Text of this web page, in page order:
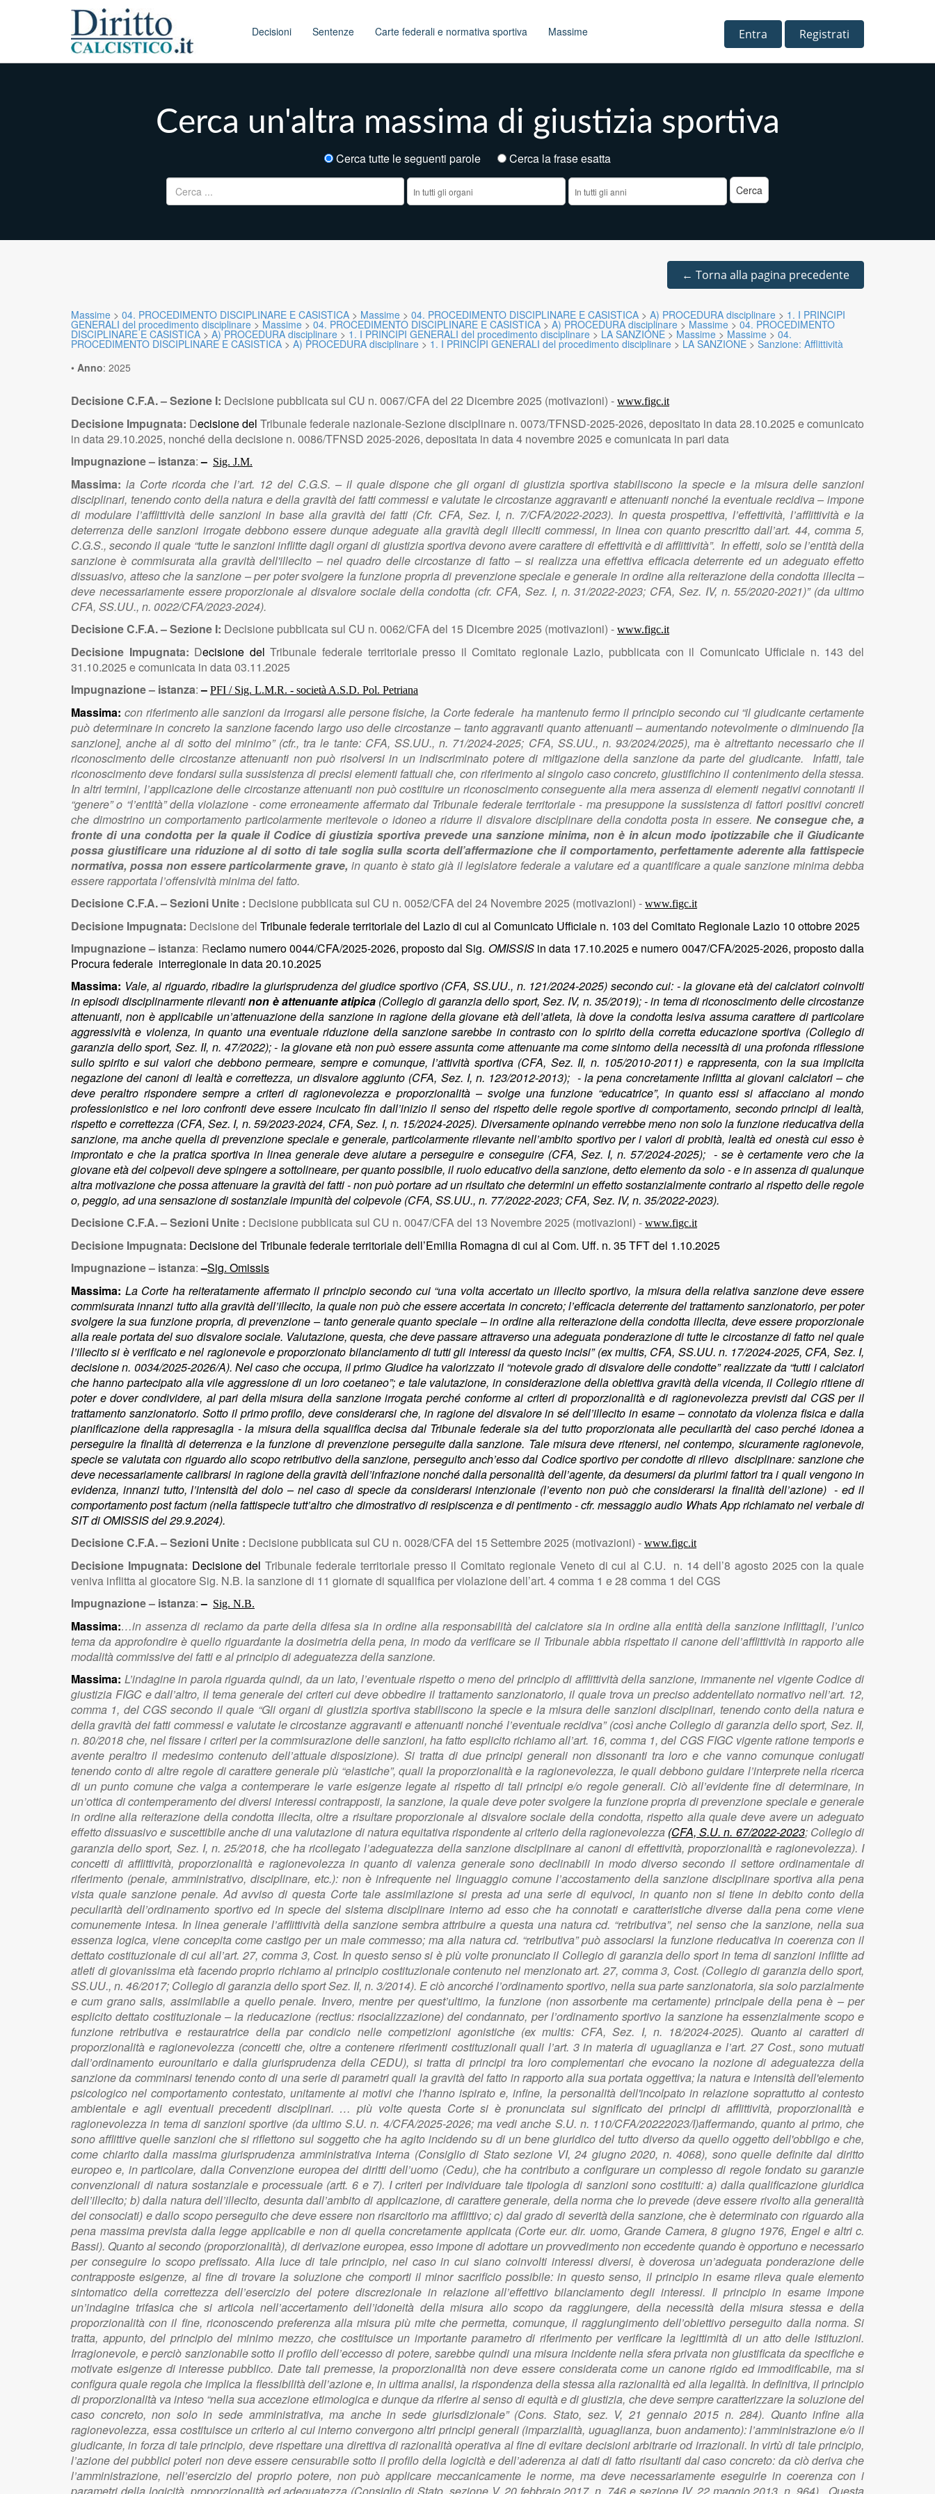
Main menu Decisioni Sentenze Carte federali e normativa sportiva Massime Entra Registrati
Cerca un'altra massima di giustizia sportiva
Cerca tutte le seguenti parole
Cerca la frase esatta
Ricerca per:
← Torna alla pagina precedente
Massime > 04. PROCEDIMENTO DISCIPLINARE E CASISTICA > Massime > 04. PROCEDIMENTO DISCIPLINARE E CASISTICA > A) PROCEDURA disciplinare > 1. I PRINCIPI
GENERALI del procedimento disciplinare > Massime > 04. PROCEDIMENTO DISCIPLINARE E CASISTICA > A) PROCEDURA disciplinare > Massime > 04. PROCEDIMENTO
DISCIPLINARE E CASISTICA > A) PROCEDURA disciplinare > 1. I PRINCIPI GENERALI del procedimento disciplinare > LA SANZIONE > Massime > Massime > 04.
PROCEDIMENTO DISCIPLINARE E CASISTICA > A) PROCEDURA disciplinare > 1. I PRINCIPI GENERALI del procedimento disciplinare > LA SANZIONE > Sanzione: Afflittività
• Anno: 2025
Decisione C.F.A. – Sezione I: Decisione pubblicata sul CU n. 0067/CFA del 22 Dicembre 2025 (motivazioni) - www.figc.it
Decisione Impugnata: Decisione del Tribunale federale nazionale-Sezione disciplinare n. 0073/TFNSD-2025-2026, depositato in data 28.10.2025 e comunicato
in data 29.10.2025, nonché della decisione n. 0086/TFNSD 2025-2026, depositata in data 4 novembre 2025 e comunicata in pari data
Impugnazione – istanza:– Sig. J.M.
Massima: la Corte ricorda che l’art. 12 del C.G.S. – il quale dispone che gli organi di giustizia sportiva stabiliscono la specie e la misura delle sanzioni
disciplinari, tenendo conto della natura e della gravità dei fatti commessi e valutate le circostanze aggravanti e attenuanti nonché la eventuale recidiva – impone
di modulare l’afflittività delle sanzioni in base alla gravità dei fatti (Cfr. CFA, Sez. I, n. 7/CFA/2022-2023). In questa prospettiva, l’effettività, l’afflittività e la
deterrenza delle sanzioni irrogate debbono essere dunque adeguate alla gravità degli illeciti commessi, in linea con quanto prescritto dall’art. 44, comma 5,
C.G.S., secondo il quale “tutte le sanzioni inflitte dagli organi di giustizia sportiva devono avere carattere di effettività e di afflittività”. In effetti, solo se l’entità della
sanzione è commisurata alla gravità dell'illecito – nel quadro delle circostanze di fatto – si realizza una effettiva efficacia deterrente ed un adeguato effetto
dissuasivo, atteso che la sanzione – per poter svolgere la funzione propria di prevenzione speciale e generale in ordine alla reiterazione della condotta illecita –
deve necessariamente essere proporzionale al disvalore sociale della condotta (cfr. CFA, Sez. I, n. 31/2022-2023; CFA, Sez. IV, n. 55/2020-2021)” (da ultimo
CFA, SS.UU., n. 0022/CFA/2023-2024).
Decisione C.F.A. – Sezione I: Decisione pubblicata sul CU n. 0062/CFA del 15 Dicembre 2025 (motivazioni) - www.figc.it
Decisione Impugnata: Decisione delTribunale federale territoriale presso il Comitato regionale Lazio, pubblicata con il Comunicato Ufficiale n. 143 del
31.10.2025 e comunicata in data 03.11.2025
Impugnazione – istanza:– PFI / Sig. L.M.R. - società A.S.D. Pol. Petriana
Massima: con riferimento alle sanzioni da irrogarsi alle persone fisiche, la Corte federale ha mantenuto fermo il principio secondo cui “il giudicante certamente
può determinare in concreto la sanzione facendo largo uso delle circostanze – tanto aggravanti quanto attenuanti – aumentando notevolmente o diminuendo [la
sanzione], anche al di sotto del minimo” (cfr., tra le tante: CFA, SS.UU., n. 71/2024-2025; CFA, SS.UU., n. 93/2024/2025), ma è altrettanto necessario che il
riconoscimento delle circostanze attenuanti non può risolversi in un indiscriminato potere di mitigazione della sanzione da parte del giudicante. Infatti, tale
riconoscimento deve fondarsi sulla sussistenza di precisi elementi fattuali che, con riferimento al singolo caso concreto, giustifichino il contenimento della stessa.
In altri termini, l’applicazione delle circostanze attenuanti non può costituire un riconoscimento conseguente alla mera assenza di elementi negativi connotanti il
“genere” o “l’entità” della violazione - come erroneamente affermato dal Tribunale federale territoriale - ma presuppone la sussistenza di fattori positivi concreti
che dimostrino un comportamento particolarmente meritevole o idoneo a ridurre il disvalore disciplinare della condotta posta in essere. Ne consegue che, a
fronte di una condotta per la quale il Codice di giustizia sportiva prevede una sanzione minima, non è in alcun modo ipotizzabile che il Giudicante
possa giustificare una riduzione al di sotto di tale soglia sulla scorta dell’affermazione che il comportamento, perfettamente aderente alla fattispecie
normativa, possa non essere particolarmente grave, in quanto è stato già il legislatore federale a valutare ed a quantificare a quale sanzione minima debba
essere rapportata l’offensività minima del fatto.
Decisione C.F.A. – Sezioni Unite : Decisione pubblicata sul CU n. 0052/CFA del 24 Novembre 2025 (motivazioni) - www.figc.it
Decisione Impugnata: Decisione del Tribunale federale territoriale del Lazio di cui al Comunicato Ufficiale n. 103 del Comitato Regionale Lazio 10 ottobre 2025
Impugnazione – istanza: Reclamo numero 0044/CFA/2025-2026, proposto dal Sig. OMISSISin data 17.10.2025 e numero 0047/CFA/2025-2026, proposto dalla
Procura federale interregionale in data 20.10.2025
Massima: Vale, al riguardo, ribadire la giurisprudenza del giudice sportivo (CFA, SS.UU., n. 121/2024-2025) secondo cui: - la giovane età dei calciatori coinvolti
in episodi disciplinarmente rilevantinon è attenuante atipica (Collegio di garanzia dello sport, Sez. IV, n. 35/2019); - in tema di riconoscimento delle circostanze
attenuanti, non è applicabile un’attenuazione della sanzione in ragione della giovane età dell’atleta, là dove la condotta lesiva assuma carattere di particolare
aggressività e violenza, in quanto una eventuale riduzione della sanzione sarebbe in contrasto con lo spirito della corretta educazione sportiva (Collegio di
garanzia dello sport, Sez. II, n. 47/2022); - la giovane età non può essere assunta come attenuante ma come sintomo della necessità di una profonda riflessione
sullo spirito e sui valori che debbono permeare, sempre e comunque, l’attività sportiva (CFA, Sez. II, n. 105/2010-2011) e rappresenta, con la sua implicita
negazione dei canoni di lealtà e correttezza, un disvalore aggiunto (CFA, Sez. I, n. 123/2012-2013); - la pena concretamente inflitta ai giovani calciatori – che
deve peraltro rispondere sempre a criteri di ragionevolezza e proporzionalità – svolge una funzione “educatrice”, in quanto essi si affacciano al mondo
professionistico e nei loro confronti deve essere inculcato fin dall’inizio il senso del rispetto delle regole sportive di comportamento, secondo principi di lealtà,
rispetto e correttezza (CFA, Sez. I, n. 59/2023-2024, CFA, Sez. I, n. 15/2024-2025). Diversamente opinando verrebbe meno non solo la funzione rieducativa della
sanzione, ma anche quella di prevenzione speciale e generale, particolarmente rilevante nell’ambito sportivo per i valori di probità, lealtà ed onestà cui esso è
improntato e che la pratica sportiva in linea generale deve aiutare a perseguire e conseguire (CFA, Sez. I, n. 57/2024-2025); - se è certamente vero che la
giovane età dei colpevoli deve spingere a sottolineare, per quanto possibile, il ruolo educativo della sanzione, detto elemento da solo - e in assenza di qualunque
altra motivazione che possa attenuare la gravità dei fatti - non può portare ad un risultato che determini un effetto sostanzialmente contrario al rispetto delle regole
o, peggio, ad una sensazione di sostanziale impunità del colpevole (CFA, SS.UU., n. 77/2022-2023; CFA, Sez. IV, n. 35/2022-2023).
Decisione C.F.A. – Sezioni Unite : Decisione pubblicata sul CU n. 0047/CFA del 13 Novembre 2025 (motivazioni) - www.figc.it
Decisione Impugnata: Decisionedel Tribunale federale territoriale dell’Emilia Romagna di cui al Com. Uff. n. 35 TFT del 1.10.2025
Impugnazione – istanza:–Sig. Omissis
Massima: La Corte ha reiteratamente affermato il principio secondo cui “una volta accertato un illecito sportivo, la misura della relativa sanzione deve essere
commisurata innanzi tutto alla gravità dell’illecito, la quale non può che essere accertata in concreto; l’efficacia deterrente del trattamento sanzionatorio, per poter
svolgere la sua funzione propria, di prevenzione – tanto generale quanto speciale – in ordine alla reiterazione della condotta illecita, deve essere proporzionale
alla reale portata del suo disvalore sociale. Valutazione, questa, che deve passare attraverso una adeguata ponderazione di tutte le circostanze di fatto nel quale
l’illecito si è verificato e nel ragionevole e proporzionato bilanciamento di tutti gli interessi da questo incisi” (ex multis, CFA, SS.UU. n. 17/2024-2025, CFA, Sez. I,
decisione n. 0034/2025-2026/A). Nel caso che occupa, il primo Giudice ha valorizzato il “notevole grado di disvalore delle condotte” realizzate da “tutti i calciatori
che hanno partecipato alla vile aggressione di un loro coetaneo”; e tale valutazione, in considerazione della obiettiva gravità della vicenda, il Collegio ritiene di
poter e dover condividere, al pari della misura della sanzione irrogata perché conforme ai criteri di proporzionalità e di ragionevolezza previsti dal CGS per il
trattamento sanzionatorio. Sotto il primo profilo, deve considerarsi che, in ragione del disvalore in sé dell’illecito in esame – connotato da violenza fisica e dalla
pianificazione della rappresaglia - la misura della squalifica decisa dal Tribunale federale sia del tutto proporzionata alle peculiarità del caso perché idonea a
perseguire la finalità di deterrenza e la funzione di prevenzione perseguite dalla sanzione. Tale misura deve ritenersi, nel contempo, sicuramente ragionevole,
specie se valutata con riguardo allo scopo retributivo della sanzione, perseguito anch’esso dal Codice sportivo per condotte di rilievo disciplinare: sanzione che
deve necessariamente calibrarsi in ragione della gravità dell’infrazione nonché dalla personalità dell’agente, da desumersi da plurimi fattori tra i quali vengono in
evidenza, innanzi tutto, l’intensità del dolo – nel caso di specie da considerarsi intenzionale (l’evento non può che considerarsi la finalità dell’azione) - ed il
comportamento post factum (nella fattispecie tutt’altro che dimostrativo di resipiscenza e di pentimento - cfr. messaggio audio Whats App richiamato nel verbale di
SIT di OMISSIS del 29.9.2024).
Decisione C.F.A. – Sezioni Unite : Decisione pubblicata sul CU n. 0028/CFA del 15 Settembre 2025 (motivazioni) - www.figc.it
Decisione Impugnata: Decisione delTribunale federale territoriale presso il Comitato regionale Veneto di cui al C.U. n. 14 dell’8 agosto 2025 con la quale
veniva inflitta al giocatore Sig. N.B. la sanzione di 11 giornate di squalifica per violazione dell’art. 4 comma 1 e 28 comma 1 del CGS
Impugnazione – istanza:– Sig. N.B.
Massima:…in assenza di reclamo da parte della difesa sia in ordine alla responsabilità del calciatore sia in ordine alla entità della sanzione inflittagli, l’unico
tema da approfondire è quello riguardante la dosimetria della pena, in modo da verificare se il Tribunale abbia rispettato il canone dell’afflittività in rapporto alle
modalità commissive dei fatti e al principio di adeguatezza della sanzione.
Massima: L’indagine in parola riguarda quindi, da un lato, l’eventuale rispetto o meno del principio di afflittività della sanzione, immanente nel vigente Codice di
giustizia FIGC e dall’altro, il tema generale dei criteri cui deve obbedire il trattamento sanzionatorio, il quale trova un preciso addentellato normativo nell’art. 12,
comma 1, del CGS secondo il quale “Gli organi di giustizia sportiva stabiliscono la specie e la misura delle sanzioni disciplinari, tenendo conto della natura e
della gravità dei fatti commessi e valutate le circostanze aggravanti e attenuanti nonché l’eventuale recidiva” (così anche Collegio di garanzia dello sport, Sez. II,
n. 80/2018 che, nel fissare i criteri per la commisurazione delle sanzioni, ha fatto esplicito richiamo all’art. 16, comma 1, del CGS FIGC vigente ratione temporis e
avente peraltro il medesimo contenuto dell’attuale disposizione). Si tratta di due principi generali non dissonanti tra loro e che vanno comunque coniugati
tenendo conto di altre regole di carattere generale più “elastiche”, quali la proporzionalità e la ragionevolezza, le quali debbono guidare l’interprete nella ricerca
di un punto comune che valga a contemperare le varie esigenze legate al rispetto di tali principi e/o regole generali. Ciò all’evidente fine di determinare, in
un’ottica di contemperamento dei diversi interessi contrapposti, la sanzione, la quale deve poter svolgere la funzione propria di prevenzione speciale e generale
in ordine alla reiterazione della condotta illecita, oltre a risultare proporzionale al disvalore sociale della condotta, rispetto alla quale deve avere un adeguato
effetto dissuasivo e suscettibile anche di una valutazione di natura equitativa rispondente al criterio della ragionevolezza (CFA, S.U. n. 67/2022-2023; Collegio di
garanzia dello sport, Sez. I, n. 25/2018, che ha ricollegato l’adeguatezza della sanzione disciplinare ai canoni di effettività, proporzionalità e ragionevolezza). I
concetti di afflittività, proporzionalità e ragionevolezza in quanto di valenza generale sono declinabili in modo diverso secondo il settore ordinamentale di
riferimento (penale, amministrativo, disciplinare, etc.): non è infrequente nel linguaggio comune l’accostamento della sanzione disciplinare sportiva alla pena
vista quale sanzione penale. Ad avviso di questa Corte tale assimilazione si presta ad una serie di equivoci, in quanto non si tiene in debito conto della
peculiarità dell’ordinamento sportivo ed in specie del sistema disciplinare interno ad esso che ha connotati e caratteristiche diverse dalla pena come viene
comunemente intesa. In linea generale l’afflittività della sanzione sembra attribuire a questa una natura cd. “retributiva”, nel senso che la sanzione, nella sua
essenza logica, viene concepita come castigo per un male commesso; ma alla natura cd. “retributiva” può associarsi la funzione rieducativa in coerenza con il
dettato costituzionale di cui all’art. 27, comma 3, Cost. In questo senso si è più volte pronunciato il Collegio di garanzia dello sport in tema di sanzioni inflitte ad
atleti di giovanissima età facendo proprio richiamo al principio costituzionale contenuto nel menzionato art. 27, comma 3, Cost. (Collegio di garanzia dello sport,
SS.UU., n. 46/2017; Collegio di garanzia dello sport Sez. II, n. 3/2014). E ciò ancorché l’ordinamento sportivo, nella sua parte sanzionatoria, sia solo parzialmente
e cum grano salis, assimilabile a quello penale. Invero, mentre per quest’ultimo, la funzione (non assorbente ma certamente) principale della pena è – per
esplicito dettato costituzionale – la rieducazione (rectius: risocializzazione) del condannato, per l’ordinamento sportivo la sanzione ha essenzialmente scopo e
funzione retributiva e restauratrice della par condicio nelle competizioni agonistiche (ex multis: CFA, Sez. I, n. 18/2024-2025). Quanto ai caratteri di
proporzionalità e ragionevolezza (concetti che, oltre a contenere riferimenti costituzionali quali l’art. 3 in materia di uguaglianza e l’art. 27 Cost., sono mutuati
dall’ordinamento eurounitario e dalla giurisprudenza della CEDU), si tratta di principi tra loro complementari che evocano la nozione di adeguatezza della
sanzione da comminarsi tenendo conto di una serie di parametri quali la gravità del fatto in rapporto alla sua portata oggettiva; la natura e intensità dell'elemento
psicologico nel comportamento contestato, unitamente ai motivi che l'hanno ispirato e, infine, la personalità dell'incolpato in relazione soprattutto al contesto
ambientale e agli eventuali precedenti disciplinari. … più volte questa Corte si è pronunciata sul significato dei principi di afflittività, proporzionalità e
ragionevolezza in tema di sanzioni sportive (da ultimo S.U. n. 4/CFA/2025-2026; ma vedi anche S.U. n. 110/CFA/20222023/I)affermando, quanto al primo, che
sono afflittive quelle sanzioni che si riflettono sul soggetto che ha agito incidendo su di un bene giuridico del tutto diverso da quello oggetto dell'obbligo e che,
come chiarito dalla massima giurisprudenza amministrativa interna (Consiglio di Stato sezione VI, 24 giugno 2020, n. 4068), sono quelle definite dal diritto
europeo e, in particolare, dalla Convenzione europea dei diritti dell’uomo (Cedu), che ha contributo a configurare un complesso di regole fondato su garanzie
convenzionali di natura sostanziale e processuale (artt. 6 e 7). I criteri per individuare tale tipologia di sanzioni sono costituiti: a) dalla qualificazione giuridica
dell’illecito; b) dalla natura dell’illecito, desunta dall’ambito di applicazione, di carattere generale, della norma che lo prevede (deve essere rivolto alla generalità
dei consociati) e dallo scopo perseguito che deve essere non risarcitorio ma afflittivo; c) dal grado di severità della sanzione, che è determinato con riguardo alla
pena massima prevista dalla legge applicabile e non di quella concretamente applicata (Corte eur. dir. uomo, Grande Camera, 8 giugno 1976, Engel e altri c.
Bassi). Quanto al secondo (proporzionalità), di derivazione europea, esso impone di adottare un provvedimento non eccedente quando è opportuno e necessario
per conseguire lo scopo prefissato. Alla luce di tale principio, nel caso in cui siano coinvolti interessi diversi, è doverosa un’adeguata ponderazione delle
contrapposte esigenze, al fine di trovare la soluzione che comporti il minor sacrificio possibile: in questo senso, il principio in esame rileva quale elemento
sintomatico della correttezza dell’esercizio del potere discrezionale in relazione all’effettivo bilanciamento degli interessi. Il principio in esame impone
un’indagine trifasica che si articola nell’accertamento dell’idoneità della misura allo scopo da raggiungere, della necessità della misura stessa e della
proporzionalità con il fine, riconoscendo preferenza alla misura più mite che permetta, comunque, il raggiungimento dell’obiettivo perseguito dalla norma. Si
tratta, appunto, del principio del minimo mezzo, che costituisce un importante parametro di riferimento per verificare la legittimità di un atto delle istituzioni.
Irragionevole, e perciò sanzionabile sotto il profilo dell’eccesso di potere, sarebbe quindi una misura incidente nella sfera privata non giustificata da specifiche e
motivate esigenze di interesse pubblico. Date tali premesse, la proporzionalità non deve essere considerata come un canone rigido ed immodificabile, ma si
configura quale regola che implica la flessibilità dell’azione e, in ultima analisi, la rispondenza della stessa alla razionalità ed alla legalità. In definitiva, il principio
di proporzionalità va inteso “nella sua accezione etimologica e dunque da riferire al senso di equità e di giustizia, che deve sempre caratterizzare la soluzione del
caso concreto, non solo in sede amministrativa, ma anche in sede giurisdizionale” (Cons. Stato, sez. V, 21 gennaio 2015 n. 284). Quanto infine alla
ragionevolezza, essa costituisce un criterio al cui interno convergono altri principi generali (imparzialità, uguaglianza, buon andamento): l’amministrazione e/o il
giudicante, in forza di tale principio, deve rispettare una direttiva di razionalità operativa al fine di evitare decisioni arbitrarie od irrazionali. In virtù di tale principio,
l’azione dei pubblici poteri non deve essere censurabile sotto il profilo della logicità e dell’aderenza ai dati di fatto risultanti dal caso concreto: da ciò deriva che
l’amministrazione, nell’esercizio del proprio potere, non può applicare meccanicamente le norme, ma deve necessariamente eseguirle in coerenza con i
parametri della logicità, proporzionalità ed adeguatezza (Consiglio di Stato, sezione V, 20 febbraio 2017, n. 746 e sezione IV, 22 maggio 2013, n. 964). Questa